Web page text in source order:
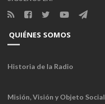
QUIÉNES SOMOS
Historia de la Radio
Misión, Visión y Objeto Social